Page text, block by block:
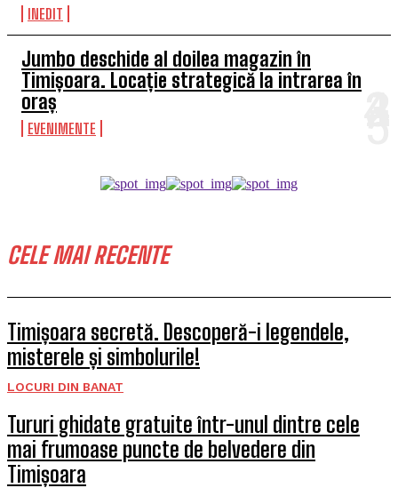
INEDIT
Jumbo deschide al doilea magazin în
Timișoara. Locație strategică la intrarea în
oraș
EVENIMENTE
CELE MAI RECENTE
Timișoara secretă. Descoperă-i legendele,
misterele și simbolurile!
LOCURI DIN BANAT
Tururi ghidate gratuite într-unul dintre cele
mai frumoase puncte de belvedere din
Timișoara